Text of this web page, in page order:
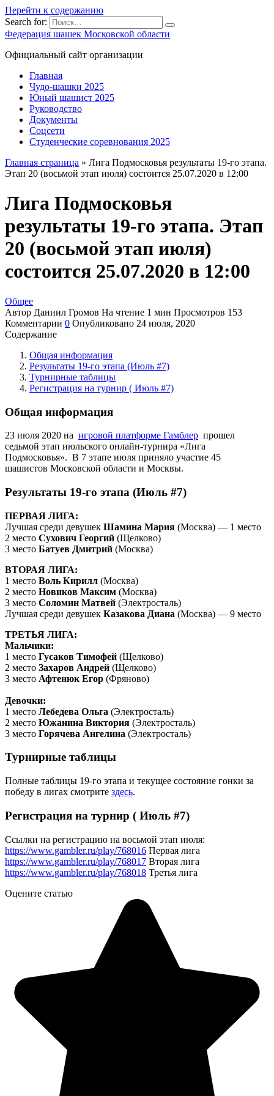
Перейти к содержанию
Search for:
Федерация шашек Московской области
Официальный сайт организации
Главная
Чудо-шашки 2025
Юный шашист 2025
Руководство
Документы
Соцсети
Студенческие соревнования 2025
Главная страница » Лига Подмосковья результаты 19-го этапа.
Этап 20 (восьмой этап июля) состоится 25.07.2020 в 12:00
Лига Подмосковья
результаты 19-го этапа. Этап
20 (восьмой этап июля)
состоится 25.07.2020 в 12:00
Общее
Автор Даниил Громов На чтение 1 мин Просмотров 153
Комментарии 0 Опубликовано 24 июля, 2020
Содержание
Общая информация
Результаты 19-го этапа (Июль #7)
Турнирные таблицы
Регистрация на турнир ( Июль #7)
Общая информация
23 июля 2020 на игровой платформе Гамблер прошел
седьмой этап июльского онлайн-турнира «Лига
Подмосковья». В 7 этапе июля приняло участие 45
шашистов Московской области и Москвы.
Результаты 19-го этапа (Июль #7)
ПЕРВАЯ ЛИГА:
Лучшая среди девушек Шамина Мария (Москва) — 1 место
2 место Сухович Георгий (Щелково)
3 место Батуев Дмитрий (Москва)
ВТОРАЯ ЛИГА:
1 место Воль Кирилл (Москва)
2 место Новиков Максим (Москва)
3 место Соломин Матвей (Электросталь)
Лучшая среди девушек Казакова Диана (Москва) — 9 место
ТРЕТЬЯ ЛИГА:
Мальчики:
1 место Гусаков Тимофей (Щелково)
2 место Захаров Андрей (Щелково)
3 место Афтенюк Егор (Фряново)
Девочки:
1 место Лебедева Ольга (Электросталь)
2 место Южанина Виктория (Электросталь)
3 место Горячева Ангелина (Электросталь)
Турнирные таблицы
Полные таблицы 19-го этапа и текущее состояние гонки за
победу в лигах смотрите здесь.
Регистрация на турнир ( Июль #7)
Ссылки на регистрацию на восьмой этап июля:
https://www.gambler.ru/play/768016 Первая лига
https://www.gambler.ru/play/768017 Вторая лига
https://www.gambler.ru/play/768018 Третья лига
Оцените статью